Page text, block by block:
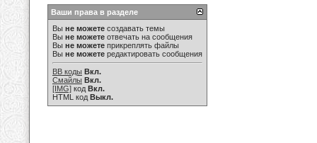
Ваши права в разделе
Вы не можете создавать темы
Вы не можете отвечать на сообщения
Вы не можете прикреплять файлы
Вы не можете редактировать сообщения
BB коды Вкл.
Смайлы Вкл.
[IMG] код Вкл.
HTML код Выкл.